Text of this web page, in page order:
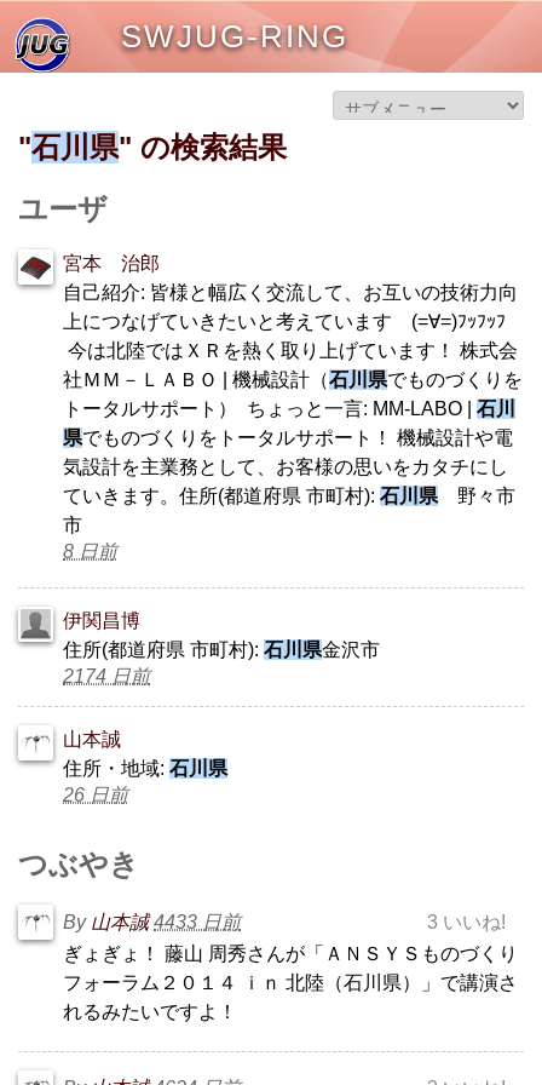
SWJUG-RING
"石川県" の検索結果
ユーザ
宮本 治郎
自己紹介: 皆様と幅広く交流して、お互いの技術力向
上につなげていきたいと考えています (=∀=)ﾌｯﾌｯﾌ
今は北陸ではＸＲを熱く取り上げています！ 株式会
社ＭＭ－ＬＡＢＯ | 機械設計（石川県でものづくりを
トータルサポート） ちょっと一言: MM-LABO | 石川
県でものづくりをトータルサポート！ 機械設計や電
気設計を主業務として、お客様の思いをカタチにし
ていきます。住所(都道府県 市町村): 石川県 野々市
市
8 日前
伊関昌博
住所(都道府県 市町村): 石川県金沢市
2174 日前
山本誠
住所・地域: 石川県
26 日前
つぶやき
3 いいね!
By 山本誠 4433 日前
ぎょぎょ！ 藤山 周秀さんが「ＡＮＳＹＳものづくり
フォーラム２０１４ ｉｎ 北陸（石川県）」で講演さ
れるみたいですよ！